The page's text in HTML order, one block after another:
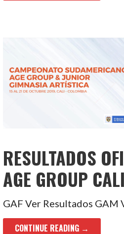
RESULTADOS
AGE GROUP
GAF Ver Resultados GAM
CONTINUE READING →